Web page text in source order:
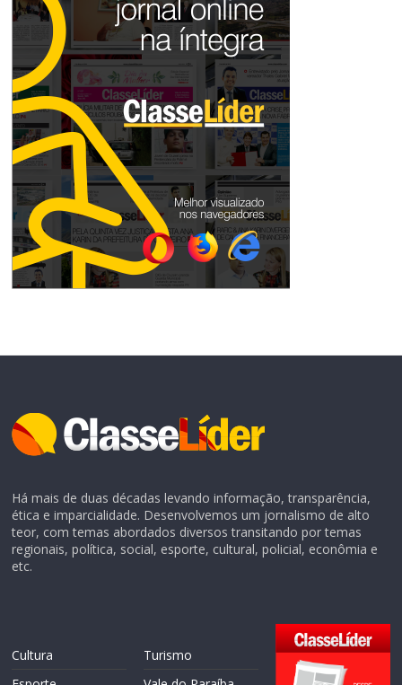
Há mais de duas décadas levando informação, transparência,
ética e imparcialidade. Desenvolvemos um jornalismo de alto
teor, com temas abordados diversos transitando por temas
regionais, política, social, esporte, cultural, policial, econômia e
etc.
Cultura
Turismo